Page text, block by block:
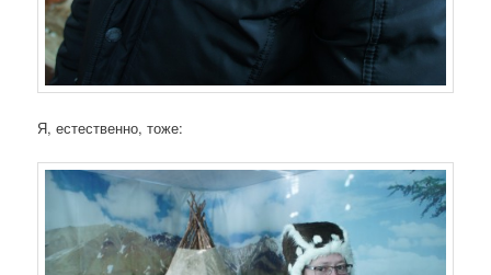
Я, естественно, тоже: